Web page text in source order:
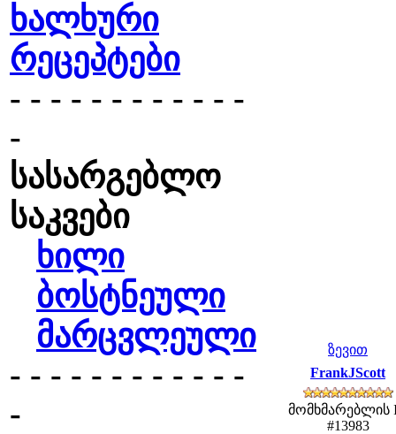
ხალხური
რეცეპტები
- - - - - - - - - - - -
-
სასარგებლო
საკვები
ხილი
ბოსტნეული
მარცვლეული
- - - - - - - - - - - -
-
ზევით
FrankJScott
მომხმარებლის
#13983